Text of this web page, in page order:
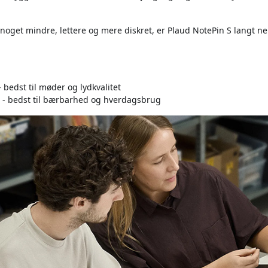
mindre, lettere og mere diskret, er Plaud NotePin S langt
bedst til møder og lydkvalitet
- bedst til bærbarhed og hverdagsbrug